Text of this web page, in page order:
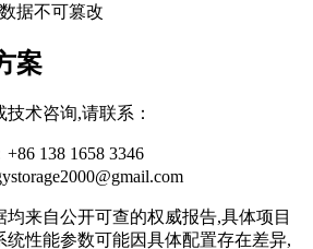
据不可篡改
案
术咨询,请联系：
138 1658 3346
均来自公开可查的权威报告,具体项目
统性能参数可能因具体配置存在差异,